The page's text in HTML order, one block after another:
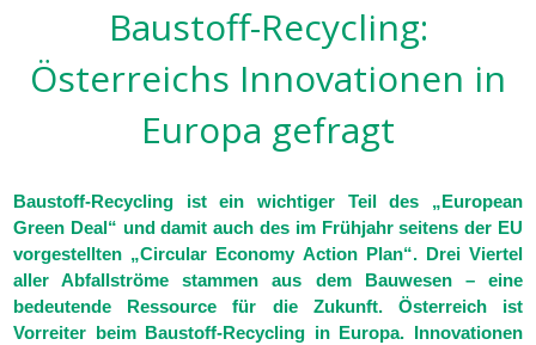
Baustoff-Recycling:
Österreichs Innovationen in
Europa gefragt
Baustoff-Recycling ist ein wichtiger Teil des „European
Green Deal“ und damit auch des im Frühjahr seitens der EU
vorgestellten „Circular Economy Action Plan“. Drei Viertel
aller Abfallströme stammen aus dem Bauwesen – eine
bedeutende Ressource für die Zukunft. Österreich ist
Vorreiter beim Baustoff-Recycling in Europa. Innovationen